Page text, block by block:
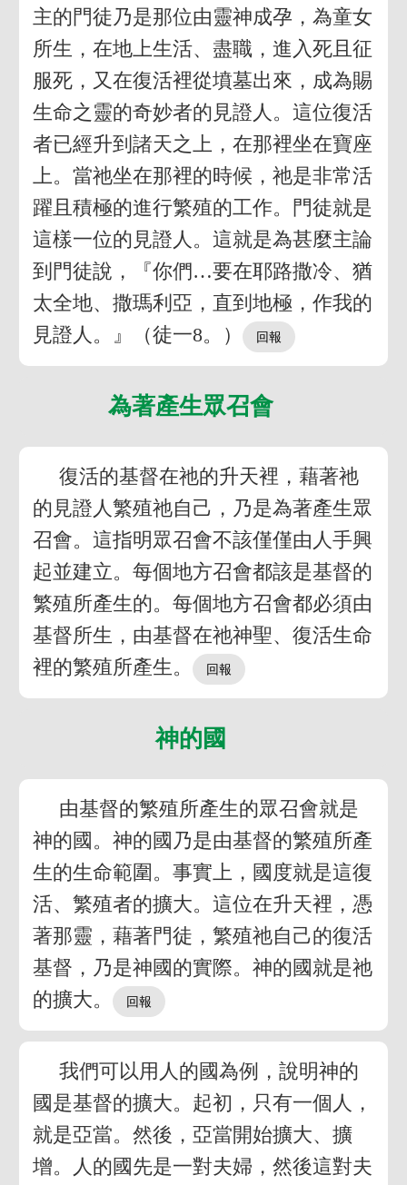
主的門徒乃是那位由靈神成孕，為童女
所生，在地上生活、盡職，進入死且征
服死，又在復活裡從墳墓出來，成為賜
生命之靈的奇妙者的見證人。這位復活
者已經升到諸天之上，在那裡坐在寶座
上。當祂坐在那裡的時候，祂是非常活
躍且積極的進行繁殖的工作。門徒就是
這樣一位的見證人。這就是為甚麼主論
到門徒說，『你們…要在耶路撒冷、猶
太全地、撒瑪利亞，直到地極，作我的
見證人。』（徒一8。）
為著產生眾召會
復活的基督在祂的升天裡，藉著祂
的見證人繁殖祂自己，乃是為著產生眾
召會。這指明眾召會不該僅僅由人手興
起並建立。每個地方召會都該是基督的
繁殖所產生的。每個地方召會都必須由
基督所生，由基督在祂神聖、復活生命
裡的繁殖所產生。
神的國
由基督的繁殖所產生的眾召會就是
神的國。神的國乃是由基督的繁殖所產
生的生命範圍。事實上，國度就是這復
活、繁殖者的擴大。這位在升天裡，憑
著那靈，藉著門徒，繁殖祂自己的復活
基督，乃是神國的實際。神的國就是祂
的擴大。
我們可以用人的國為例，說明神的
國是基督的擴大。起初，只有一個人，
就是亞當。然後，亞當開始擴大、擴
增。人的國先是一對夫婦，然後這對夫